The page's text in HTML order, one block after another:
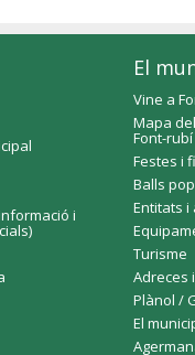
i
El
Vine a
Mapa
Font-rubí
Festes i
Balls
Entitats i
Turisme
Adreces
Plànol /
El